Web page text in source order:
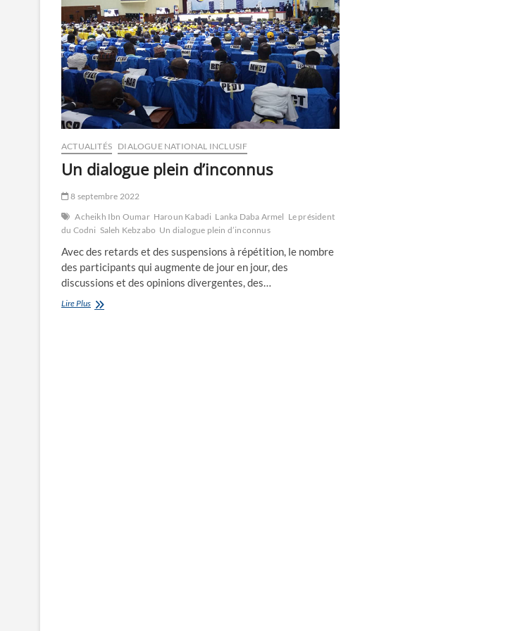
ACTUALITÉS DIALOGUE NATIONAL INCLUSIF
Un dialogue plein d’inconnus
8 septembre 2022
Acheikh Ibn Oumar Haroun Kabadi Lanka Daba Armel Le président
du Codni Saleh Kebzabo Un dialogue plein d’inconnus
Avec des retards et des suspensions à répétition, le nombre
des participants qui augmente de jour en jour, des
discussions et des opinions divergentes, des…
Lire PlusUn